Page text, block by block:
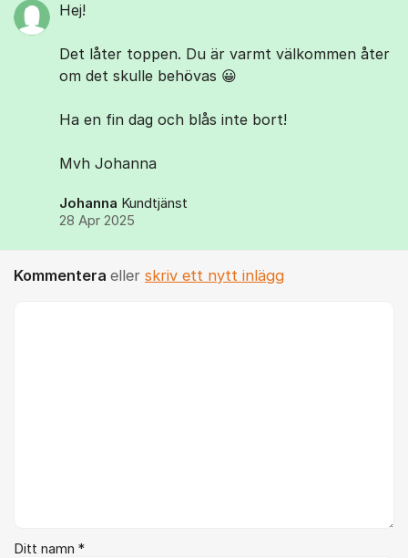
Hej!
Det låter toppen. Du är varmt välkommen åter
om det skulle behövas 😀
Ha en fin dag och blås inte bort!
Mvh Johanna
Johanna Kundtjänst
28 Apr 2025
Kommentera eller skriv ett nytt inlägg
Ditt namn *